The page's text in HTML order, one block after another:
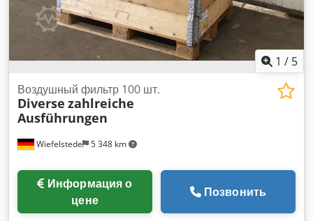
1 / 5
Wiefelstede 5 348 km
Воздушный фильтр 100 шт.
Diverse zahlreiche
Ausführungen
цене
Позвонить